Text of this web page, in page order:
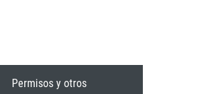
Permisos y otros